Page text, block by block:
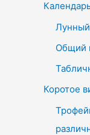
Общий
Коротое